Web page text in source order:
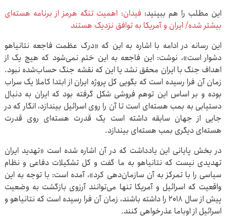
این مطلب را هم ببینید: فیدان: اهمیت تنگه هرمز از برنامه هسته‌ای
بیشتر شده/ ایران و آمریکا به توافق نزدیک هستند
این رسانه در ادامه با اشاره به این که «درک عظمت فاجعه نتانیاهو
دشوار است»، نوشت: این فاجعه به این ختم نمی‌شود که هیچ یک از
اهداف جنگ با ایران محقق نشد یا این که نقشه جنگ حساب‌شده نبود.
زمان آن فرا رسیده است که بگویی کل پروژه ایران از ابتدا کاملا یک سراب
بوده و بر اساس این توهم فروشی شکل گرفته بود که ایران به دنبال
دستیابی به بمب هسته‌ای است تا آن را روی اسرائیل بیندازد، انگار که در
جایی از جهان سابقه داشته است یک قدرت هسته‌ای روی قدرت
هسته‌ای دیگری بمب هسته‌ای بیندازد.
در بخش پایانی این یادداشت که در آن اشاره شده است «تهدید ایران
تهدیدی نیست که نتانیاهو به ما گفت و کل تشکیلات دفاعی و نظام
سیاسی را با تمرکز به آن سازمان‌دهی کرد»، آمده است: با توجه به این
واقعیت که اسرائیل و آمریکا تنها می‌توانند آرزوی بازگشت به وضعیت
پیش از سال ۲۰۱۸ را داشته باشند، زمان آن فرا رسیده است که نتانیاهو و
اسرائیل از اوباما عذرخواهی کنند.